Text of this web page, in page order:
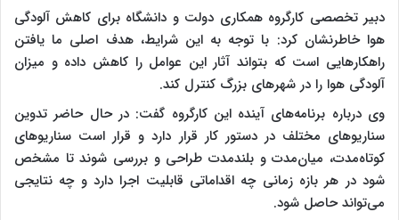
دبیر تخصصی کارگروه همکاری دولت و دانشگاه برای کاهش آلودگی
هوا خاطرنشان کرد: با توجه به این شرایط، هدف اصلی ما یافتن
راهکارهایی است که بتواند آثار این عوامل را کاهش داده و میزان
آلودگی هوا را در شهرهای بزرگ کنترل کند.
وی درباره برنامه‌های آینده این کارگروه گفت: در حال حاضر تدوین
سناریوهای مختلف در دستور کار قرار دارد و قرار است سناریوهای
کوتاه‌مدت، میان‌مدت و بلندمدت طراحی و بررسی شوند تا مشخص
شود در هر بازه زمانی چه اقداماتی قابلیت اجرا دارد و چه نتایجی
می‌تواند حاصل شود.